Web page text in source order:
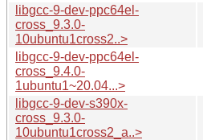
libgcc-9-dev-ppc64el-
cross_9.3.0-
10ubuntu1cross2..>
libgcc-9-dev-ppc64el-
cross_9.4.0-
1ubuntu1~20.04...>
libgcc-9-dev-s390x-
cross_9.3.0-
10ubuntu1cross2_a..>